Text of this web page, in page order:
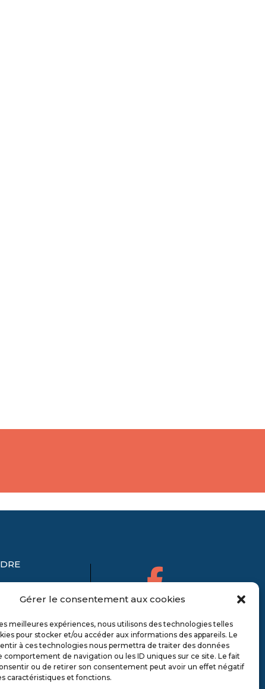
Gérer le consentement aux cookies
meilleures expériences, nous utilisons des technologies telles
pour stocker et/ou accéder aux informations des appareils. Le
à ces technologies nous permettra de traiter des données
comportement de navigation ou les ID uniques sur ce site. Le fait
ou de retirer son consentement peut avoir un effet négatif
caractéristiques et fonctions.